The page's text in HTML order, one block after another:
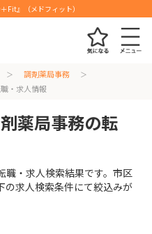
Fit』（メドフィット）
調剤薬局事務
・求人情報
薬局事務の転
職・求人検索結果です。市区
の求人検索条件にて絞込みが